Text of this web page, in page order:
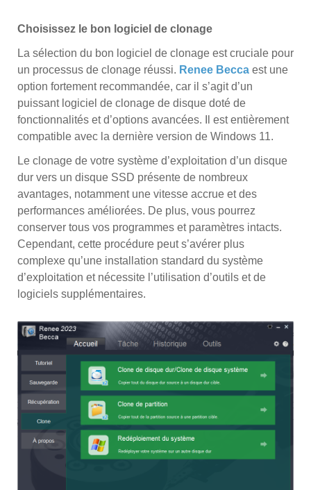
Choisissez le bon logiciel de clonage
La sélection du bon logiciel de clonage est cruciale pour
un processus de clonage réussi. Renee Becca est une
option fortement recommandée, car il s’agit d’un
puissant logiciel de clonage de disque doté de
fonctionnalités et d’options avancées. Il est entièrement
compatible avec la dernière version de Windows 11.
Le clonage de votre système d’exploitation d’un disque
dur vers un disque SSD présente de nombreux
avantages, notamment une vitesse accrue et des
performances améliorées. De plus, vous pourrez
conserver tous vos programmes et paramètres intacts.
Cependant, cette procédure peut s’avérer plus
complexe qu’une installation standard du système
d’exploitation et nécessite l’utilisation d’outils et de
logiciels supplémentaires.